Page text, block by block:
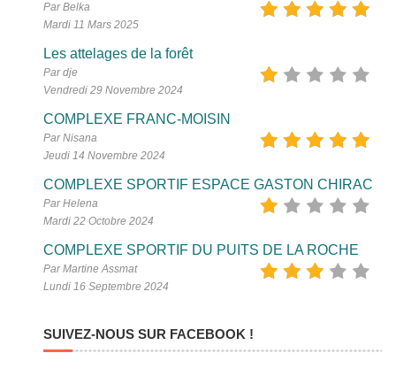
Par Belka
Mardi 11 Mars 2025
Les attelages de la forêt
Par dje
Vendredi 29 Novembre 2024
COMPLEXE FRANC-MOISIN
Par Nisana
Jeudi 14 Novembre 2024
COMPLEXE SPORTIF ESPACE GASTON CHIRAC
Par Helena
Mardi 22 Octobre 2024
COMPLEXE SPORTIF DU PUITS DE LA ROCHE
Par Martine Assmat
Lundi 16 Septembre 2024
SUIVEZ-NOUS SUR FACEBOOK !